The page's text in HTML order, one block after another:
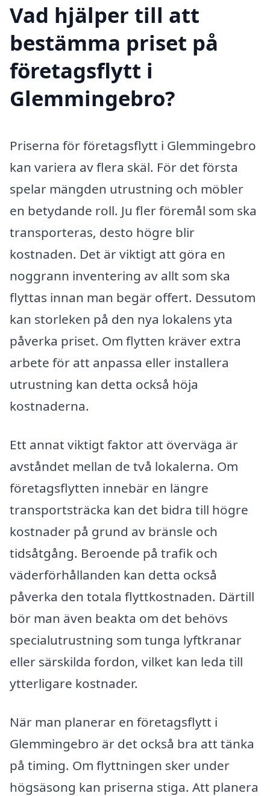
Vad hjälper till att
bestämma priset på
företagsflytt i
Glemmingebro?
Priserna för företagsflytt i Glemmingebro
kan variera av flera skäl. För det första
spelar mängden utrustning och möbler
en betydande roll. Ju fler föremål som ska
transporteras, desto högre blir
kostnaden. Det är viktigt att göra en
noggrann inventering av allt som ska
flyttas innan man begär offert. Dessutom
kan storleken på den nya lokalens yta
påverka priset. Om flytten kräver extra
arbete för att anpassa eller installera
utrustning kan detta också höja
kostnaderna.
Ett annat viktigt faktor att överväga är
avståndet mellan de två lokalerna. Om
företagsflytten innebär en längre
transportsträcka kan det bidra till högre
kostnader på grund av bränsle och
tidsåtgång. Beroende på trafik och
väderförhållanden kan detta också
påverka den totala flyttkostnaden. Därtill
bör man även beakta om det behövs
specialutrustning som tunga lyftkranar
eller särskilda fordon, vilket kan leda till
ytterligare kostnader.
När man planerar en företagsflytt i
Glemmingebro är det också bra att tänka
på timing. Om flyttningen sker under
högsäsong kan priserna stiga. Att planera